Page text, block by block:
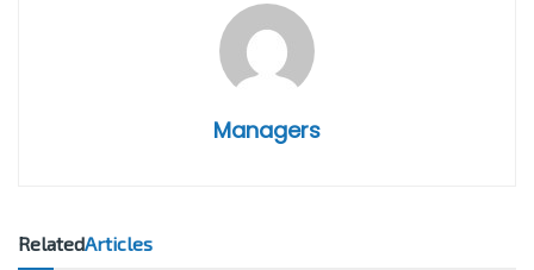
Managers
RelatedArticles